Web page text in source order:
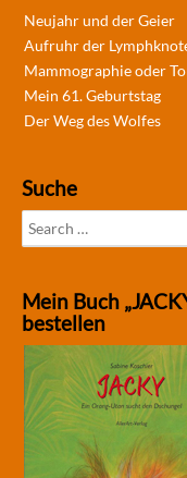
Neujahr und der Geier
Aufruhr der
Mammographie oder
Mein 61. Geburtstag
Der Weg des Wolfes
Suche
Search
for:
Mein Buch
bestellen